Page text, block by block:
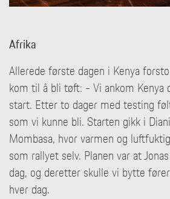
Afrika
Allerede første dagen i Kenya
kom til å bli tøft: - Vi ankom
start. Etter to dager med testing
som vi kunne bli. Starten gikk i
Mombasa, hvor varmen og
som rallyet selv. Planen var at
dag, og deretter skulle vi bytte
hver dag.